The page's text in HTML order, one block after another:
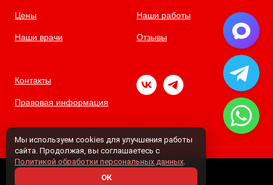
Мы используем cookies для улучшения работы
сайта. Продолжая, вы соглашаетесь с
Политикой обработки персональных данных.
ОК
Цены
Наши врачи
Наши работы
Отзывы
Контакты
Правовая информация
Made on